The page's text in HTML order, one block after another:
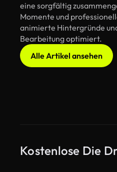
eine sorgfältig
Momente und
animierte Hintergründe
Bearbeitung optimiert.
Alle Artikel ansehen
Kostenlose Die